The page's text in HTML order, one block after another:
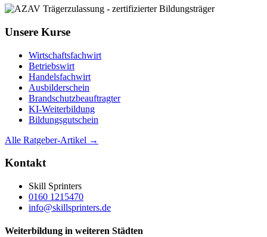
Unsere Kurse
Wirtschaftsfachwirt
Betriebswirt
Handelsfachwirt
Ausbilderschein
Brandschutzbeauftragter
KI-Weiterbildung
Bildungsgutschein
Alle Ratgeber-Artikel →
Kontakt
Skill Sprinters
0160 1215470
info@skillsprinters.de
Weiterbildung in weiteren Städten